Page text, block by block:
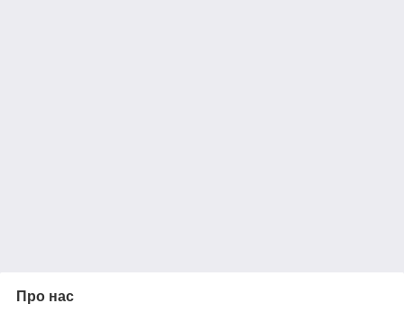
Про нас